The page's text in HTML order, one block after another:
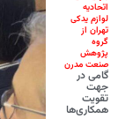
اتحادیه
لوازم یدکی
تهران از
گروه
پژوهش
صنعت مدرن
گامی در
جهت
تقویت
همکاری‌ها